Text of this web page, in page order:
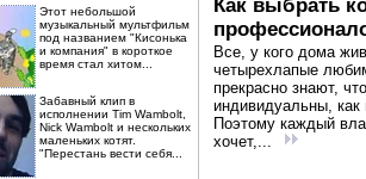
Этот небольшой
музыкальный мультфильм
под названием "Кисонька
и компания" в короткое
время стал хитом...
Забавный клип в
исполнении Tim Wambolt,
Nick Wambolt и нескольких
маленьких котят.
"Перестань вести себя...
Как выбрать
Все, у кого дома
четырехлапые
прекрасно знают,
индивидуальны, как
Поэтому каждый
хочет,...